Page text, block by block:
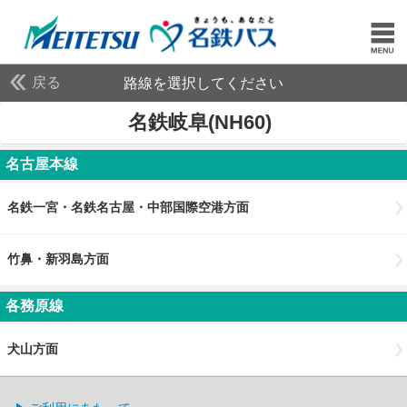
戻る 路線を選択してください
名鉄岐阜(NH60)
名古屋本線
名鉄一宮・名鉄名古屋・中部国際空港方面
竹鼻・新羽島方面
各務原線
犬山方面